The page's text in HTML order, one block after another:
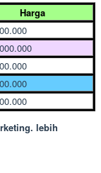
Harga
lebih